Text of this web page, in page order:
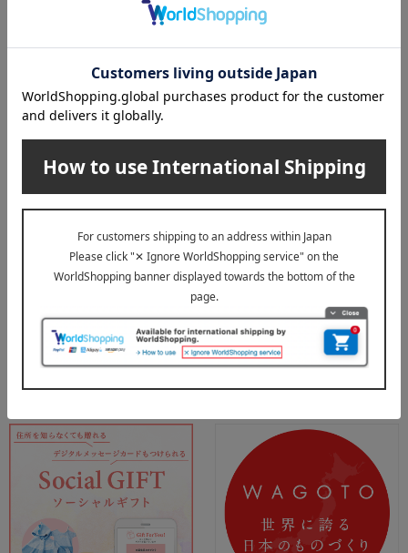
天然木・MDF（中質繊維板）
※ウレタン塗装仕上げ
※手づくりのため、色・柄・サイズが若干異なる場合がござ
露木木工所のトップ